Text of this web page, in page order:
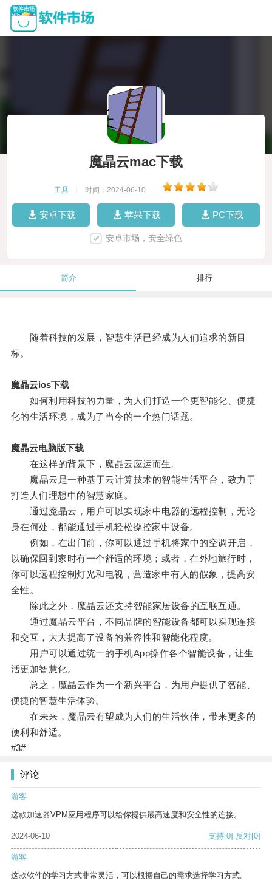
魔晶云mac下载
工具 时间：2024-06-10
安卓下载 苹果下载 PC下载
安卓市场，安全绿色
简介 排行
随着科技的发展，智慧生活已经成为人们追求的新目
标。
魔晶云ios下载
如何利用科技的力量，为人们打造一个更智能化、便捷
化的生活环境，成为了当今的一个热门话题。
魔晶云电脑版下载
在这样的背景下，魔晶云应运而生。
魔晶云是一种基于云计算技术的智能生活平台，致力于
打造人们理想中的智慧家庭。
通过魔晶云，用户可以实现家中电器的远程控制，无论
身在何处，都能通过手机轻松操控家中设备。
例如，在出门前，你可以通过手机将家中的空调开启，
以确保回到家时有一个舒适的环境；或者，在外地旅行时，
你可以远程控制灯光和电视，营造家中有人的假象，提高安
全性。
除此之外，魔晶云还支持智能家居设备的互联互通。
通过魔晶云平台，不同品牌的智能设备都可以实现连接
和交互，大大提高了设备的兼容性和智能化程度。
用户可以通过统一的手机App操作各个智能设备，让生
活更加智慧化。
总之，魔晶云作为一个新兴平台，为用户提供了智能、
便捷的智慧生活体验。
在未来，魔晶云有望成为人们的生活伙伴，带来更多的
便利和舒适。
#3#
评论
游客
这款加速器VPM应用程序可以给你提供最高速度和安全性的连接。
2024-06-10 支持[0] 反对[0]
游客
这款软件的学习方式非常灵活，可以根据自己的需求选择学习方式。